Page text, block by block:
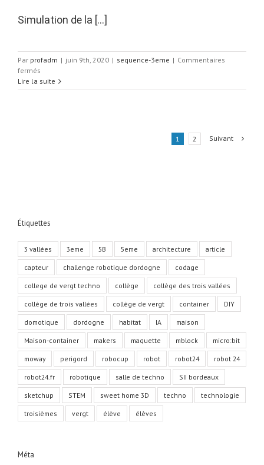
Simulation de la […]
Par profadm | juin 9th, 2020 | sequence-3eme | Commentaires
fermés
S4-
Robot
Lire la suite
1 2 Suivant
Étiquettes
3 vallées 3eme 5B 5eme architecture article
capteur challenge robotique dordogne codage
college de vergt techno collège collège des trois vallées
collège de trois vallées collège de vergt container DIY
domotique dordogne habitat IA maison
Maison-container makers maquette mblock micro:bit
moway perigord robocup robot robot24 robot 24
robot24.fr robotique salle de techno SII bordeaux
sketchup STEM sweet home 3D techno technologie
troisièmes vergt élève élèves
Méta